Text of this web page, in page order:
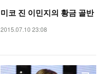
미코 진 이민지의 황금 골반
2015.07.10 23:08